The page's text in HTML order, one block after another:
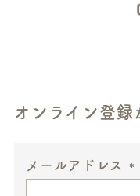
オンライン登
メールアドレス